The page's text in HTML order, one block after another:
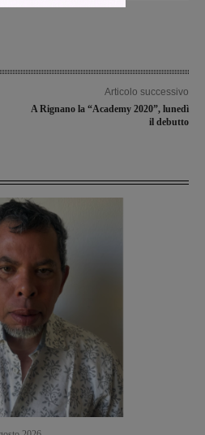
Articolo successivo
A Rignano la “Academy 2020”, lunedì
il debutto